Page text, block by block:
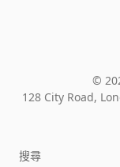
©
128 City Road,
搜尋